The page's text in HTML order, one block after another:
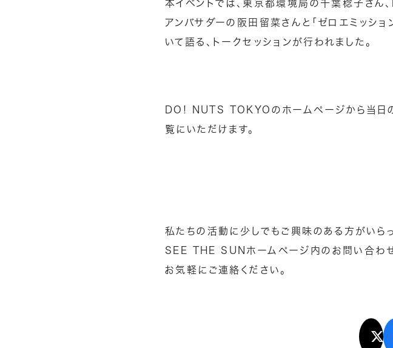
本イベントでは、東京都環境局の千葉稔子さ
アンバサダーの阪田留菜さんと「ゼロエミッシ
いて語る、トークセッションが行われました。
DO! NUTS TOKYOのホームページから当日
覧にいただけます。
私たちの活動に少しでもご興味のある方がいら
SEE THE SUNホームページ内の お問い合わ
お気軽にご連絡ください。